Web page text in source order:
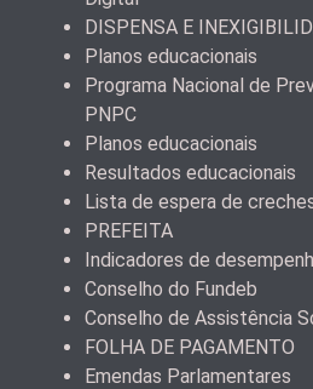
DISPENSA E
Planos educacionais
Programa Nacional de
PNPC
Planos educacionais
Resultados educacionais
Lista de espera de
PREFEITA
Indicadores de
Conselho do Fundeb
Conselho de Assistência
FOLHA DE PAGAMENTO
Emendas Parlamentares